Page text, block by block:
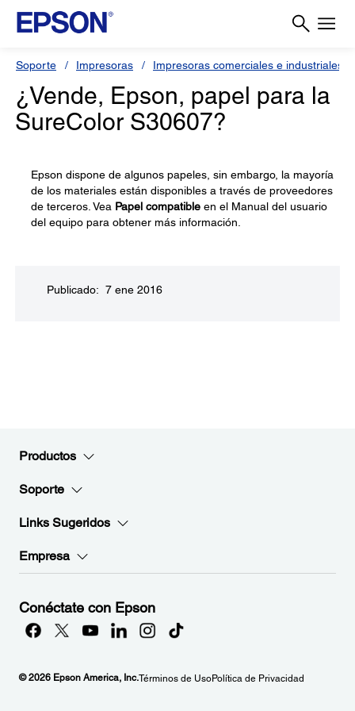
Soporte Impresoras Impresoras comerciales e industriales
¿Vende, Epson, papel para la
SureColor S30607?
Epson dispone de algunos papeles, sin embargo, la mayoría
de los materiales están disponibles a través de proveedores
de terceros. Vea Papel compatible en el Manual del usuario
del equipo para obtener más información.
Publicado: 7 ene 2016
Productos
Soporte
Links Sugeridos
Empresa
Conéctate con Epson
© 2026 Epson America, Inc.Términos de UsoPolítica de Privacidad